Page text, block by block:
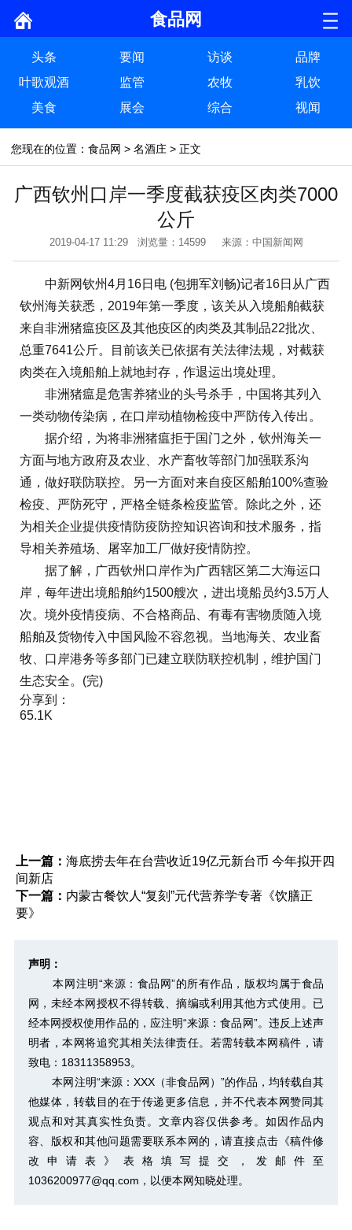
食品网
头条 要闻 访谈
品牌
叶歌观酒
监管 农牧
乳饮
美食
展会 综合 视闻
您现在的位置： 食品网 > 名酒庄 > 正文
广西钦州口岸一季度截获疫区肉类7000
公斤
2019-04-17 11:29 浏览量：14599 来源：中国新闻网
中新网钦州4月16日电 (包拥军刘畅)记者16日从广西
钦州海关获悉，2019年第一季度，该关从入境船舶截获
来自非洲猪瘟疫区及其他疫区的肉类及其制品22批次、
总重7641公斤。目前该关已依据有关法律法规，对截获
肉类在入境船舶上就地封存，作退运出境处理。
非洲猪瘟是危害养猪业的头号杀手，中国将其列入
一类动物传染病，在口岸动植物检疫中严防传入传出。
据介绍，为将非洲猪瘟拒于国门之外，钦州海关一
方面与地方政府及农业、水产畜牧等部门加强联系沟
通，做好联防联控。另一方面对来自疫区船舶100%查验
检疫、严防死守，严格全链条检疫监管。除此之外，还
为相关企业提供疫情防疫防控知识咨询和技术服务，指
导相关养殖场、屠宰加工厂做好疫情防控。
据了解，广西钦州口岸作为广西辖区第二大海运口
岸，每年进出境船舶约1500艘次，进出境船员约3.5万人
次。境外疫情疫病、不合格商品、有毒有害物质随入境
船舶及货物传入中国风险不容忽视。当地海关、农业畜
牧、口岸港务等多部门已建立联防联控机制，维护国门
生态安全。(完)
分享到：
65.1K
上一篇： 海底捞去年在台营收近19亿元新台币 今年拟开四
间新店
下一篇： 内蒙古餐饮人“复刻”元代营养学专著《饮膳正
要》
声明：
本网注明“来源：食品网”的所有作品，版权均属于食品
网，未经本网授权不得转载、摘编或利用其他方式使用。已
经本网授权使用作品的，应注明“来源：食品网”。违反上述声
明者，本网将追究其相关法律责任。若需转载本网稿件，请
致电：18311358953。
本网注明“来源：XXX（非食品网）”的作品，均转载自其
他媒体，转载目的在于传递更多信息，并不代表本网赞同其
观点和对其真实性负责。文章内容仅供参考。如因作品内
容、版权和其他问题需要联系本网的，请直接点击 《稿件修
改申请表》 表格填写提交，发邮件至
1036200977@qq.com，以便本网知晓处理。